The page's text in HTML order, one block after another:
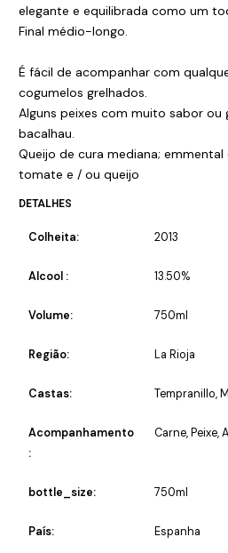
elegante e equilibrada como um
Final médio-longo.
É fácil de acompanhar com
cogumelos grelhados.
Alguns peixes com muito sabor
bacalhau.
Queijo de cura mediana;
tomate e / ou queijo
DETALHES
Colheita: 2013
Alcool : 13.50%
Volume: 750ml
Região: La Rioja
Castas: Tempranillo,
Acompanhamento
:
Carne, Peixe,
bottle_size: 750ml
País: Espanha